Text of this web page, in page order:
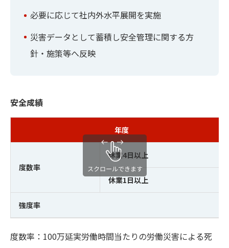
必要に応じて社内外水平展開を実施
災害データとして蓄積し安全管理に関する方
針・施策等へ反映
安全成績
年度
度数率
休業4日以上
休業1日以上
強度率
度数率：100万延実労働時間当たりの労働災害による死